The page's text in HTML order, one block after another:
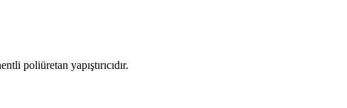
poliüretan yapıştırıcıdır.